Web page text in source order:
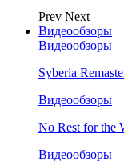
Prev Next
Видеообзоры
Видеообзоры
Syberia
Видеообзоры
No Rest for the
Видеообзоры